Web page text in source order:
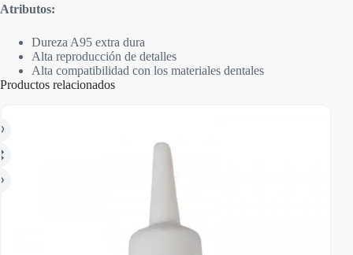
Atributos:
Dureza A95 extra dura
Alta reproducción de detalles
Alta compatibilidad con los materiales dentales
Productos relacionados